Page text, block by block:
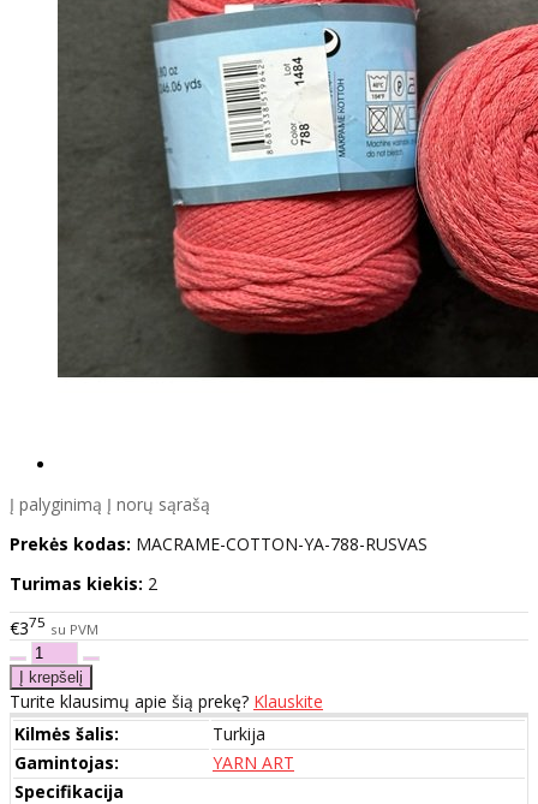
Į palyginimą Į norų sąrašą
Prekės kodas: MACRAME-COTTON-YA-788-RUSVAS
Turimas kiekis: 2
€375 su PVM
Turite klausimų apie šią prekę? Klauskite
Kilmės šalis:
Turkija
Gamintojas:
YARN ART
Specifikacija